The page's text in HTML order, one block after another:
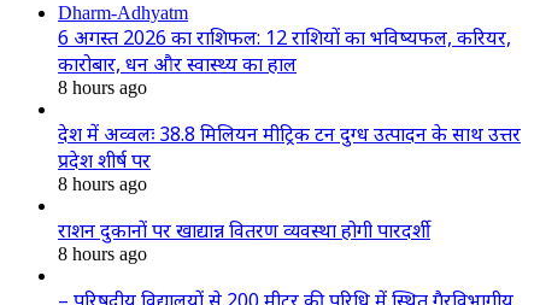
Dharm-Adhyatm
6 अगस्त 2026 का राशिफल: 12 राशियों का भविष्यफल, करियर,
कारोबार, धन और स्वास्थ्य का हाल
8 hours ago
देश में अव्वलः 38.8 मिलियन मीट्रिक टन दुग्ध उत्पादन के साथ उत्तर
प्रदेश शीर्ष पर
8 hours ago
राशन दुकानों पर खाद्यान्न वितरण व्यवस्था होगी पारदर्शी
8 hours ago
– परिषदीय विद्यालयों से 200 मीटर की परिधि में स्थित गैरविभागीय